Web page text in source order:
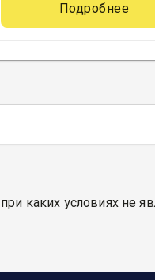
Подробнее
каких условиях не